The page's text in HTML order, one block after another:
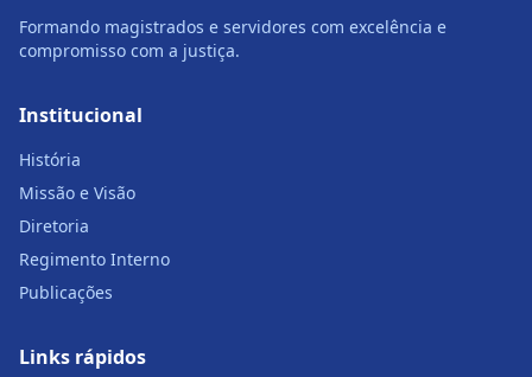
Formando magistrados e servidores com excelência e
compromisso com a justiça.
Institucional
História
Missão e Visão
Diretoria
Regimento Interno
Publicações
Links rápidos